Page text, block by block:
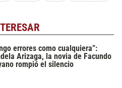
errores como cualquiera”:
Arizaga, la novia de Facundo
rompió el silencio